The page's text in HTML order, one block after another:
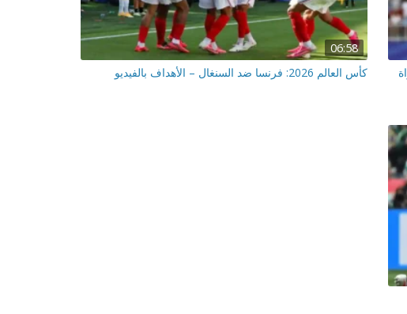
06:58
كأس العالم 2026: فرنسا ضد السنغال – الأهداف بالفيديو